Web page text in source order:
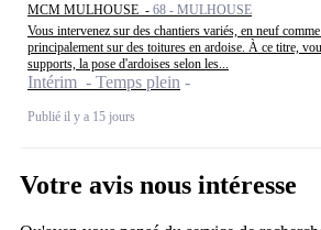
MCM MULHOUSE - 68 - MULHOUSE
Vous intervenez sur des chantiers variés, en neuf
principalement sur des toitures en ardoise. À ce titre,
supports, la pose d'ardoises selon les...
Intérim - Temps plein
Publié il y a 15 jours
Votre avis nous intéresse